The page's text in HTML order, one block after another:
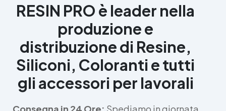
RESIN PRO è leader nella
produzione e
distribuzione di Resine,
Siliconi, Coloranti e tutti
gli accessori per lavorali
Consegna in 24 Ore: Spediamo in giornata